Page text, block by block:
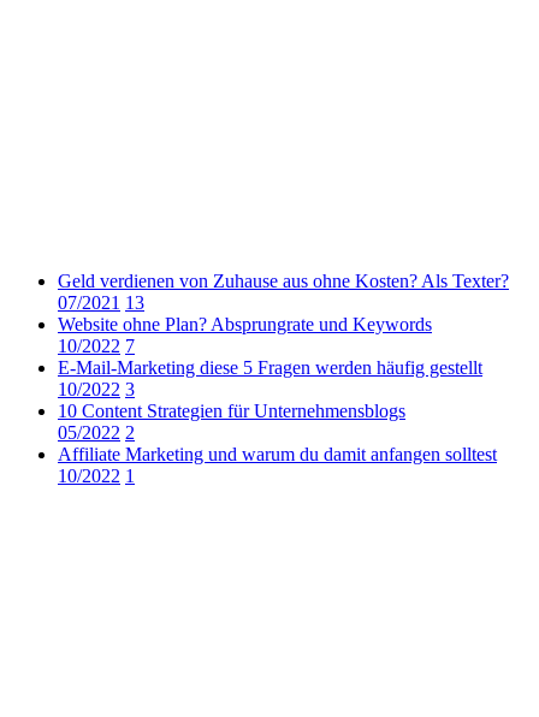
Geld verdienen von Zuhause aus ohne Kosten? Als Texter?
07/2021 13
Website ohne Plan? Absprungrate und Keywords
10/2022 7
E-Mail-Marketing diese 5 Fragen werden häufig gestellt
10/2022 3
10 Content Strategien für Unternehmensblogs
05/2022 2
Affiliate Marketing und warum du damit anfangen solltest
10/2022 1